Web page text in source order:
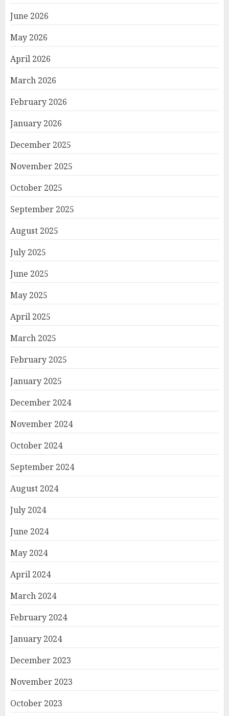
June 2026
May 2026
April 2026
March 2026
February 2026
January 2026
December 2025
November 2025
October 2025
September 2025
August 2025
July 2025
June 2025
May 2025
April 2025
March 2025
February 2025
January 2025
December 2024
November 2024
October 2024
September 2024
August 2024
July 2024
June 2024
May 2024
April 2024
March 2024
February 2024
January 2024
December 2023
November 2023
October 2023